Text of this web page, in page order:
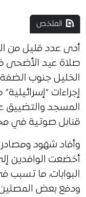
الملخص
أدى عدد قليل من
صلاة عيد الأضحى
الخليل جنوب
إجراءات
المسجد والتضييق
قنابل صوتية في
وأفاد شهود ومصادر
أخضعت الوافدين
البوابات، ما تسبب
ودفع بعض